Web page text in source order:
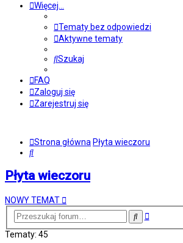
Więcej…
Tematy bez odpowiedzi
Aktywne tematy
Szukaj
FAQ
Zaloguj się
Zarejestruj się
Strona główna Płyta wieczoru
Szukaj
Płyta wieczoru
NOWY TEMAT
Szukaj
Tematy: 45